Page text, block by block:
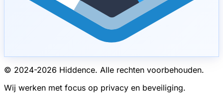
© 2024-2026 Hiddence. Alle rechten voorbehouden.
Wij werken met focus op privacy en beveiliging.